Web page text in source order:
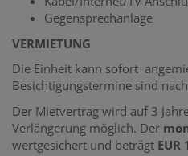
Gegensprechanlage
VERMIETUNG
Die Einheit kann sofort
Besichtigungstermine sind
Der Mietvertrag wird auf 3
Verlängerung möglich. Der
wertgesichert und beträgt EUR